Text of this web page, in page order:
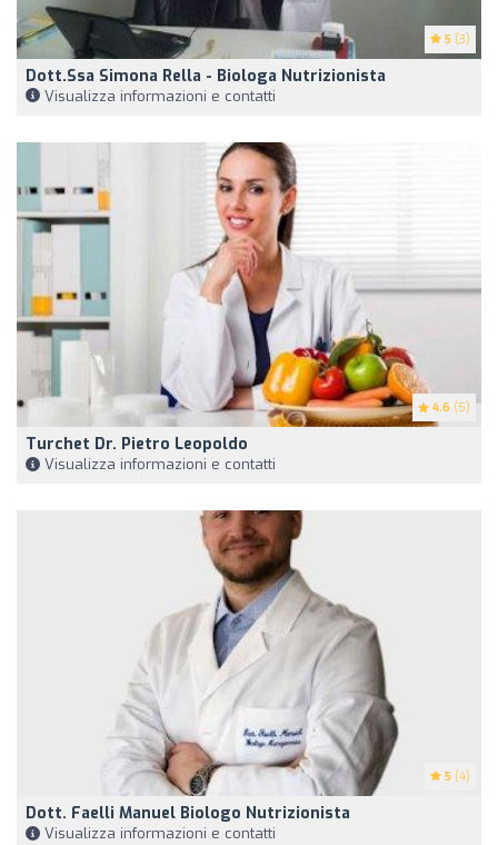
5 (3)
Dott.ssa Simona Rella - Biologa Nutrizionista
Visualizza informazioni e contatti
4.6 (5)
Turchet Dr. Pietro Leopoldo
Visualizza informazioni e contatti
5 (4)
Dott. Faelli Manuel Biologo Nutrizionista
Visualizza informazioni e contatti